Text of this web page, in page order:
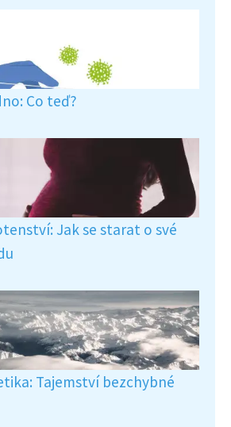
Co teď?
Jak se starat o své
Tajemství bezchybné